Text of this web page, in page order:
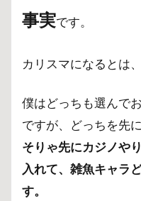
事実です。
カリスマになるとは
僕はどっちも選んで
ですが、どっちを先
そりゃ先にカジノや
入れて、雑魚キャラ
す。